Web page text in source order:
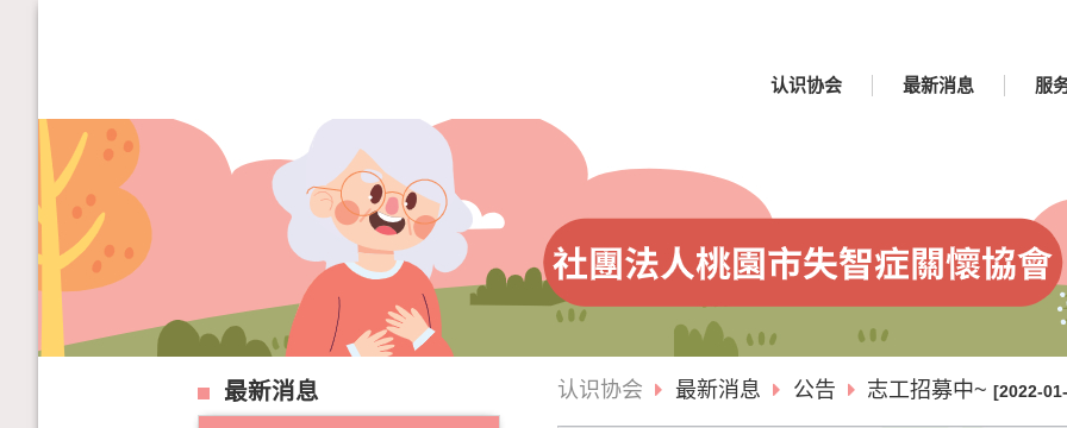
认识协会 最新消息 服
最新消息 认识协会 最新消息 公告 志工招募中~ [2022-